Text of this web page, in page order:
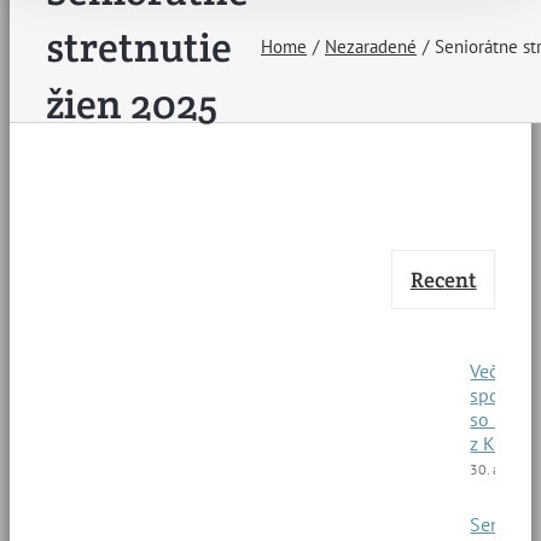
stretnutie
žien 2025
Home Nezaradené Seniorátne
Recent
Večerné
so
z Kene
30. apríla